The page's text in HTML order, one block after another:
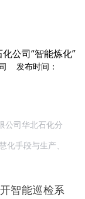
公司“智能炼化”
发布时间：
公司华北石化分
手段与生产、
智能巡检系